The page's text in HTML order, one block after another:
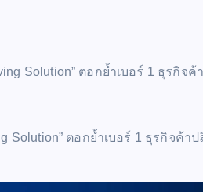
Solution” ตอกย้ำเบอร์ 1 ธุรกิจค้าป